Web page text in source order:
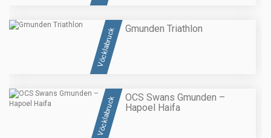
Vöcklabruck Gmunden Triathlon
Vöcklabruck
OCS Swans Gmunden –
Hapoel Haifa